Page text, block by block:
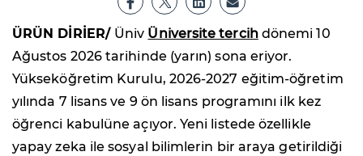
ÜRÜN DİRİER/ Üniv Üniversite tercihdönemi 10
Ağustos 2026 tarihinde (yarın) sona eriyor.
Yükseköğretim Kurulu, 2026-2027 eğitim-öğretim
yılında 7 lisans ve 9 ön lisans programını ilk kez
öğrenci kabulüne açıyor. Yeni listede özellikle
yapay zeka ile sosyal bilimlerin bir araya getirildiği